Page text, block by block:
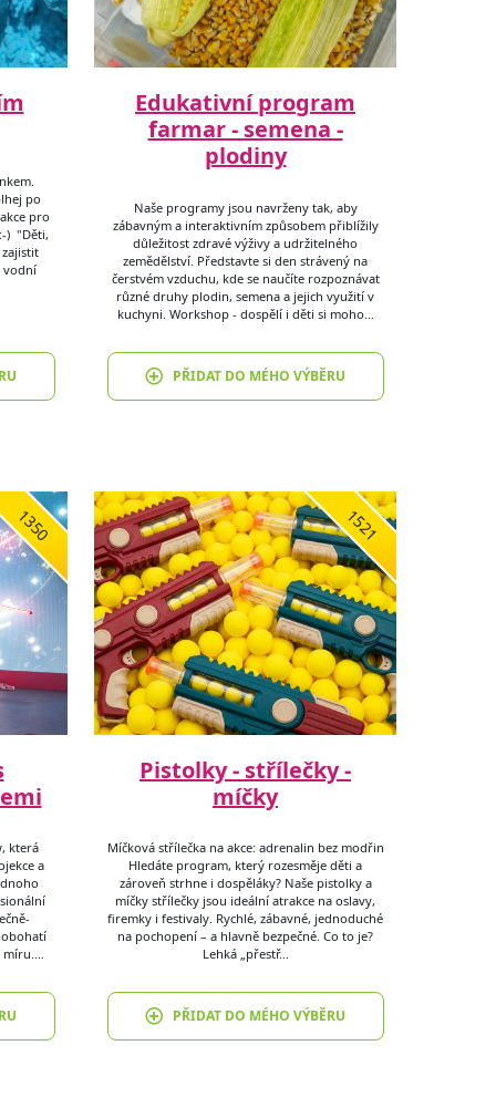
po
pro
) "Děti,
vodní
Edukativní program
farmar - semena -
plodiny
Naše programy jsou navrženy tak, aby
zábavným a interaktivním způsobem přiblížily
důležitost zdravé výživy a udržitelného
zemědělství. Představte si den strávený na
čerstvém vzduchu, kde se naučíte rozpoznávat
různé druhy plodin, semena a jejich využití v
kuchyni. Workshop - dospělí i děti si moho…
PŘIDAT DO MÉHO VÝBĚRU
1350
která
a
1521
Pistolky - střílečky -
míčky
Míčková střílečka na akce: adrenalin bez modřin
Hledáte program, který rozesměje děti a
zároveň strhne i dospěláky? Naše pistolky a
míčky střílečky jsou ideální atrakce na oslavy,
firemky i festivaly. Rychlé, zábavné, jednoduché
na pochopení – a hlavně bezpečné. Co to je?
Lehká „přestř…
PŘIDAT DO MÉHO VÝBĚRU